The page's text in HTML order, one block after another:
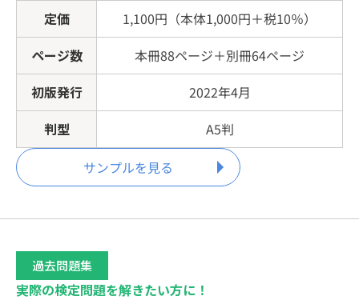
定価
1,100円（本体1,000円＋税10％）
ページ数
本冊88ページ＋別冊64ページ
初版発行
2022年4月
判型
A5判
サンプルを見る
過去問題集
実際の検定問題を解きたい方に！